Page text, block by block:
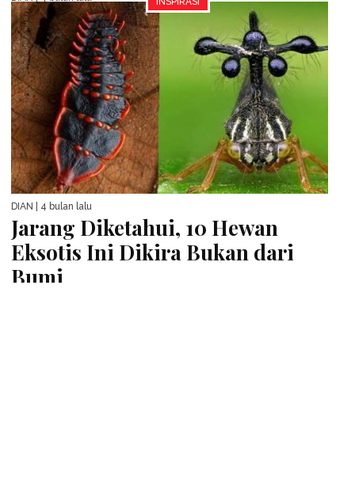
DIAN | 4 bulan lalu
Jarang Diketahui, 10 Hewan
Eksotis Ini Dikira Bukan dari
Bumi